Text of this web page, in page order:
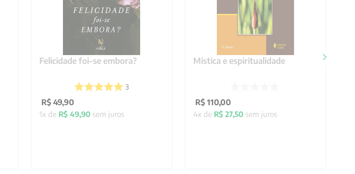
Felicidade foi-se embora?
3
R$ 49,90
1x de R$ 49,90sem juros
Mistica e espiritualidade
R$ 110,00
4x de R$ 27,50sem juros